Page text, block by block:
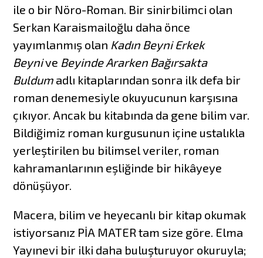
ile o bir Nöro-Roman. Bir sinirbilimci olan
Serkan Karaismailoğlu daha önce
yayımlanmış olan Kadın Beyni Erkek
Beynive Beyinde Ararken Bağırsakta
Buldum adlı kitaplarından sonra ilk defa bir
roman denemesiyle okuyucunun karşısına
çıkıyor. Ancak bu kitabında da gene bilim var.
Bildiğimiz roman kurgusunun içine ustalıkla
yerleştirilen bu bilimsel veriler, roman
kahramanlarının eşliğinde bir hikâyeye
dönüşüyor.
Macera, bilim ve heyecanlı bir kitap okumak
istiyorsanız PİA MATER tam size göre. Elma
Yayınevi bir ilki daha buluşturuyor okuruyla;